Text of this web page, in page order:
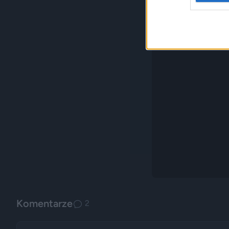
Komentarze 2